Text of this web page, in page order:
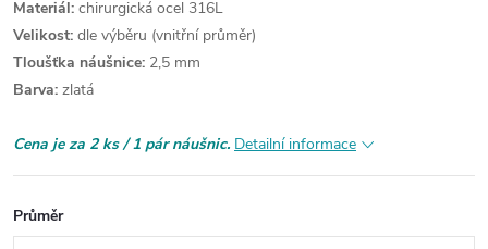
Materiál: chirurgická ocel 316L
Velikost: dle výběru (vnitřní průměr)
Tloušťka náušnice: 2,5 mm
Barva: zlatá
Cena je za 2 ks / 1 pár náušnic. Detailní informace
Průměr